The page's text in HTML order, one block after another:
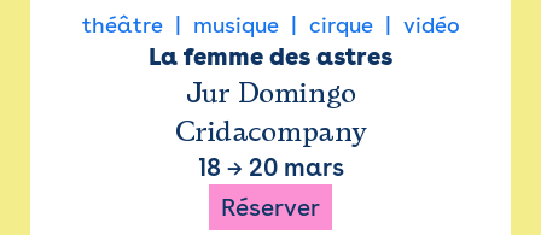
théâtre musique cirque vidéo
La femme des astres
Jur Domingo
Cridacompany
18 → 20 mars
Réserver